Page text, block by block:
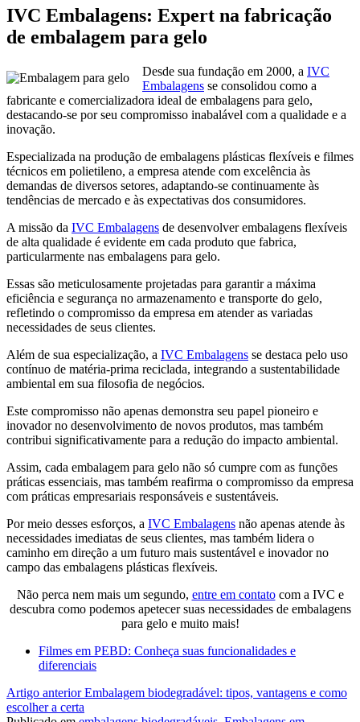
IVC Embalagens: Expert na fabricação
de embalagem para gelo
Desde sua fundação em 2000, a IVC
Embalagens se consolidou como a
fabricante e comercializadora ideal de embalagens para gelo,
destacando-se por seu compromisso inabalável com a qualidade e a
inovação.
Especializada na produção de embalagens plásticas flexíveis e filmes
técnicos em polietileno, a empresa atende com excelência às
demandas de diversos setores, adaptando-se continuamente às
tendências de mercado e às expectativas dos consumidores.
A missão da IVC Embalagens de desenvolver embalagens flexíveis
de alta qualidade é evidente em cada produto que fabrica,
particularmente nas embalagens para gelo.
Essas são meticulosamente projetadas para garantir a máxima
eficiência e segurança no armazenamento e transporte do gelo,
refletindo o compromisso da empresa em atender as variadas
necessidades de seus clientes.
Além de sua especialização, a IVC Embalagens se destaca pelo uso
contínuo de matéria-prima reciclada, integrando a sustentabilidade
ambiental em sua filosofia de negócios.
Este compromisso não apenas demonstra seu papel pioneiro e
inovador no desenvolvimento de novos produtos, mas também
contribui significativamente para a redução do impacto ambiental.
Assim, cada embalagem para gelo não só cumpre com as funções
práticas essenciais, mas também reafirma o compromisso da empresa
com práticas empresariais responsáveis e sustentáveis.
Por meio desses esforços, a IVC Embalagens não apenas atende às
necessidades imediatas de seus clientes, mas também lidera o
caminho em direção a um futuro mais sustentável e inovador no
campo das embalagens plásticas flexíveis.
Não perca nem mais um segundo, entre em contatocom a IVC e
descubra como podemos apetecer suas necessidades de embalagens
para gelo e muito mais!
Filmes em PEBD: Conheça suas funcionalidades e
diferenciais
Continue
lendo
Artigo anteriorEmbalagem biodegradável: tipos, vantagens e como
escolher a certa